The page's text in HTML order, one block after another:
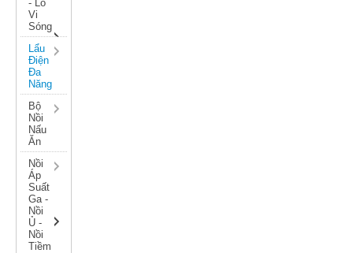
- Lò
Vi
Sóng
Lẩu
Điện
Đa
Năng
Bộ
Nồi
Nấu
Ăn
Nồi
Áp
Suất
Ga -
Nồi
Ủ -
Nồi
Tiềm